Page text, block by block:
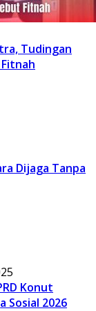
Tudingan
Dijaga Tanpa
Konut
Sosial 2026